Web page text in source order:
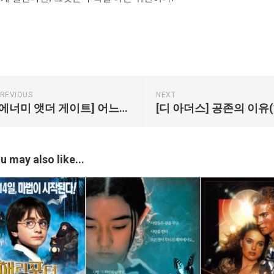
NEXT
[디 아더스] 공존의 이유
[에너미 앳더 게이트] 어느밤 빈 극장에서
may also like...